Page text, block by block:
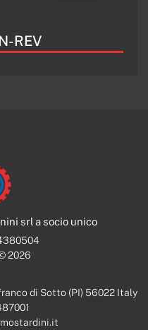
REV
srl a socio unico
2026
di Sotto (PI) 56022 Italy